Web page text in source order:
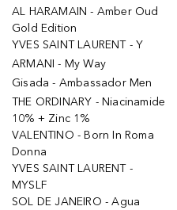
AL HARAMAIN - Amber Oud
Gold Edition
YVES SAINT LAURENT - Y
ARMANI - My Way
Gisada - Ambassador Men
THE ORDINARY - Niacinamide
10% + Zinc 1%
VALENTINO - Born In Roma
Donna
YVES SAINT LAURENT -
MYSLF
SOL DE JANEIRO - Agua